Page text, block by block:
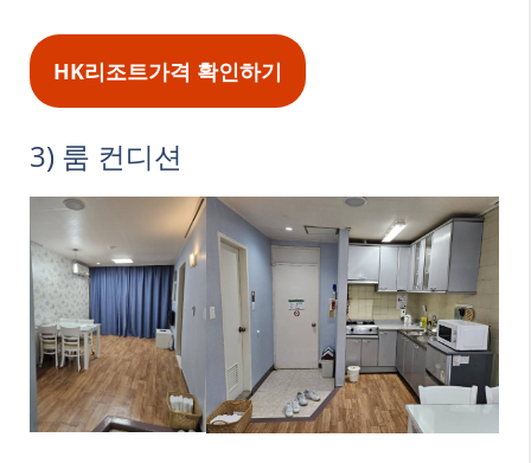
HK리조트가격 확인하기
3) 룸 컨디션